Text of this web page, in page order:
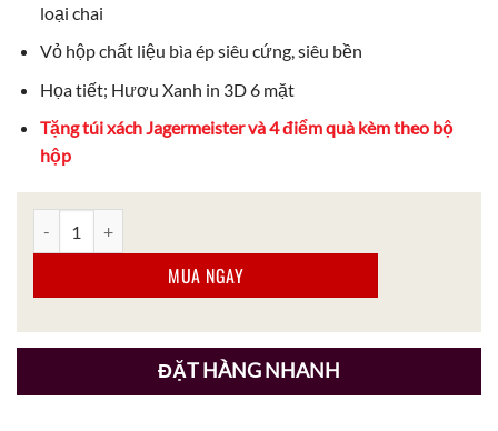
loại chai
Vỏ hộp chất liệu bìa ép siêu cứng, siêu bền
Họa tiết; Hươu Xanh in 3D 6 mặt
Tặng túi xách Jagermeister và 4 điểm quà kèm theo bộ
hộp
MUA NGAY
ĐẶT HÀNG NHANH